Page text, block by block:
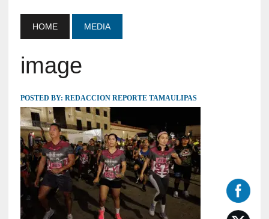
HOME MEDIA
image
POSTED BY: REDACCION REPORTE TAMAULIPAS